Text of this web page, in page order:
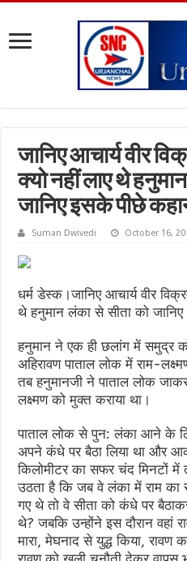
जानिए आचार्य वीर
क्यो नहीं लाए थे
जानिए इसके पीछे
Suman Dwivedi October 16,
धर्म डेस्क।जानिए आचार्य वीर
थे हनुमान लंका से सीता को
हनुमान ने एक ही छलांग में समुद्र
अहिरावण पाताल लोक में राम-
तब हनुमानजी ने पाताल लोक
लक्ष्मण को मुक्त कराया था।
पाताल लोक से पुन: लंका आने के
अपने कंधे पर बैठा लिया था और
किलोमीटर का सफर चंद मिनटों
उठता है कि जब वे लंका में राम का
गए थे तो वे सीता को कंधे पर
थे? जबकि उन्होंने इस दौरान वहां
मारा, मेघनाद से युद्ध किया,